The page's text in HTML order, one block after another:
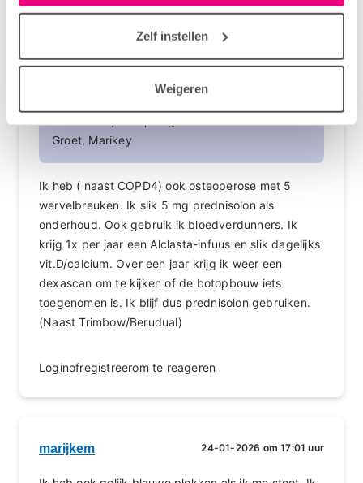
Zelf instellen
Weigeren
proesten, en ben aan het afwegen wat ik nu
voor mij staat vooral mijn kwaliteit van leven op
de voorgrond! Waar voel ik me het beste bij?
Toch weer beginnen met de prednison en
Groet, Marikey
Ik heb ( naast COPD4) ook osteoperose met 5
wervelbreuken. Ik slik 5 mg prednisolon als
onderhoud. Ook gebruik ik bloedverdunners. Ik
krijg 1x per jaar een Alclasta-infuus en slik dagelijks
vit.D/calcium. Over een jaar krijg ik weer een
dexascan om te kijken of de botopbouw iets
toegenomen is. Ik blijf dus prednisolon gebruiken.
(Naast Trimbow/Berudual)
Loginofregistreerom te reageren
marijkem 24-01-2026 om 17:01 uur